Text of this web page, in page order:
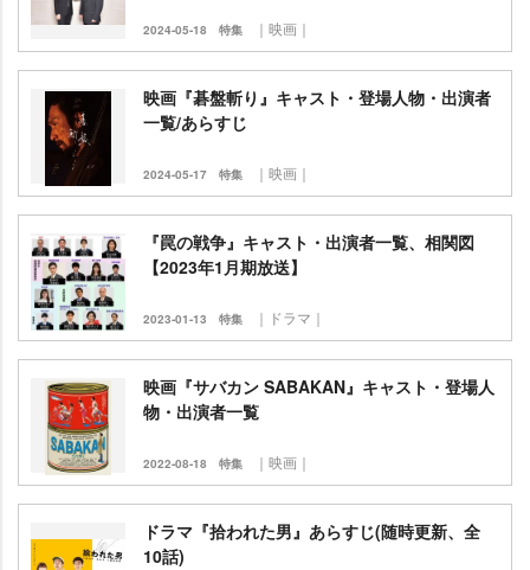
2024-05-18 特集 ｜映画｜
映画『碁盤斬り』キャスト・登場人物・出演者
一覧/あらすじ
2024-05-17 特集 ｜映画｜
『罠の戦争』キャスト・出演者一覧、相関図
【2023年1月期放送】
2023-01-13 特集 ｜ドラマ｜
映画『サバカン SABAKAN』キャスト・登場人
物・出演者一覧
2022-08-18 特集 ｜映画｜
ドラマ『拾われた男』あらすじ(随時更新、全
10話)